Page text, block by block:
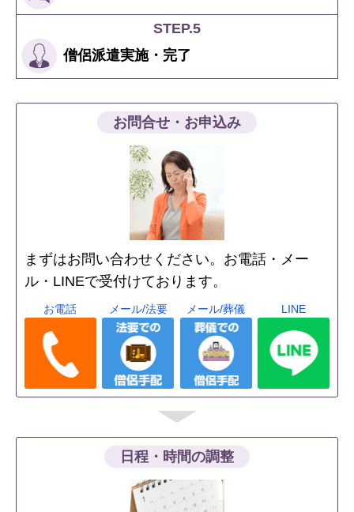
STEP.5
僧侶派遣実施・完了
お問合せ・お申込み
まずはお問い合わせください。お電話・メー
ル・LINEで受付けております。
お電話 メール/法要 メール/葬儀 LINE
日程・時間の調整